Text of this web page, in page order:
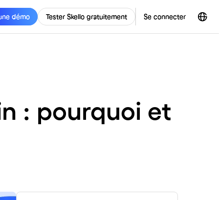
démo Tester Skello gratuitement Se connecter
: pourquoi et